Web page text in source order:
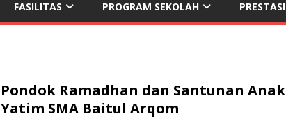
FASILITAS PROGRAM SEKOLAH PRESTASI
Pondok Ramadhan dan Santunan Anak
Yatim SMA Baitul Arqom